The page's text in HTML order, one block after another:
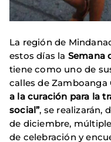
La región de
estos días la Semana
tiene como uno de
calles de Zamboanga
a la curación para la
social”, se realizarán,
de diciembre,
de celebración y